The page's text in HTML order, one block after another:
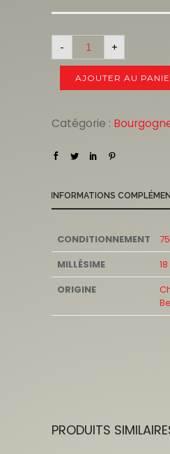
- +
AJOUTER AU
Catégorie :
INFORMATIONS
CONDITIONNEMENT
MILLÉSIME
18
ORIGINE
PRODUITS